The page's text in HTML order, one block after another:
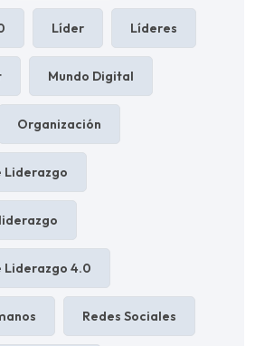
Líder Líderes
Mundo Digital
Organización
Liderazgo
Liderazgo 4.0
Redes Sociales